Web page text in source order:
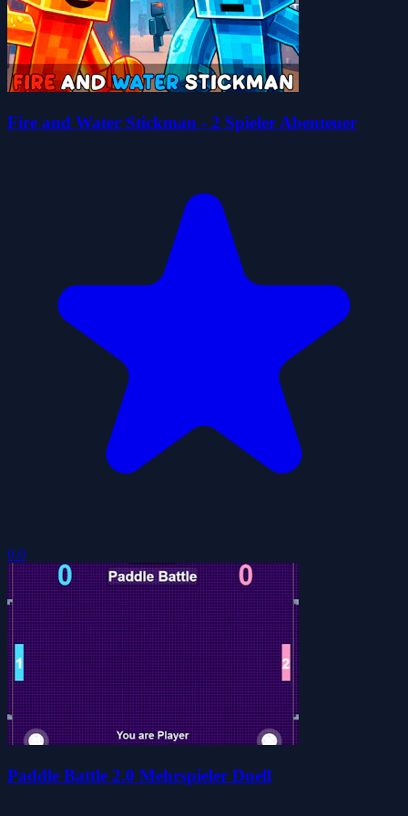
Fire and Water Stickman - 2 Spieler Abenteuer
0.0
Paddle Battle 2.0 Mehrspieler Duell